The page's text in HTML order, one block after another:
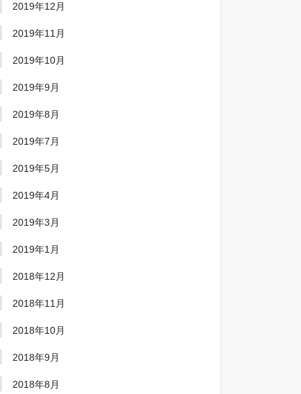
2019年12月
2019年11月
2019年10月
2019年9月
2019年8月
2019年7月
2019年5月
2019年4月
2019年3月
2019年1月
2018年12月
2018年11月
2018年10月
2018年9月
2018年8月